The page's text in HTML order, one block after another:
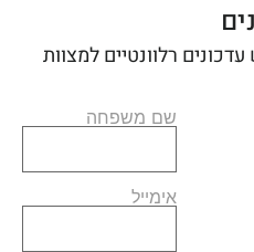
רלוונטיים למצוות
שם משפחה
אימייל